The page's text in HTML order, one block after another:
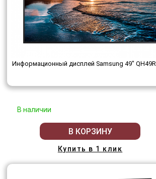
Информационный дисплей Samsung 49" QH49R
В наличии
В КОРЗИНУ
Купить в 1 клик